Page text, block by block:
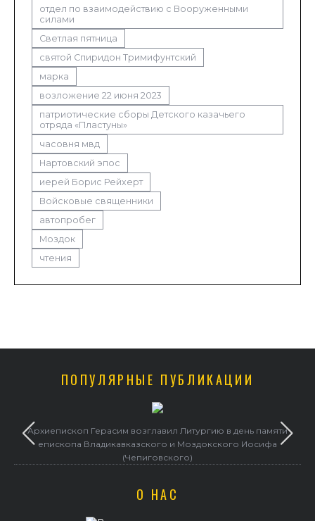
отдел по взаимодействию с Вооруженными
силами
Светлая пятница
святой Спиридон Тримифунтский
марка
возложение 22 июня 2023
патриотические сборы Детского казачьего
отряда «Пластуны»
часовня мвд
Нартовский эпос
иерей Борис Рейхерт
Войсковые священники
автопробег
Моздок
чтения
ПОПУЛЯРНЫЕ ПУБЛИКАЦИИ
Архиепископ Герасим возглавил Литургию в день памяти
епископа Владикавказского и Моздокского Иосифа
(Чепиговского)
О НАС